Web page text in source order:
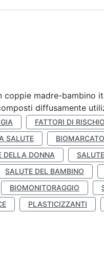
madre-bambino
diffusamente
FATTORI DI RISCHIO
SALUTE
DELLA DONNA
SALUTE DEL BAMBINO
BIOMONITORAGGIO
PLASTICIZZANTI